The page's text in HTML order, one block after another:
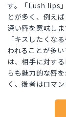
す。「Lush lips
とが多く、例え
深い唇を意味し
「キスしたくな
われることが多
は、相手に対す
らも魅力的な唇
く、後者はロマ